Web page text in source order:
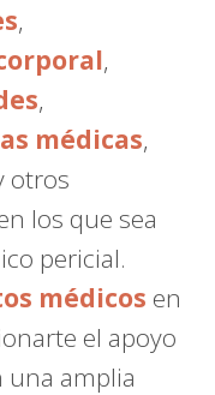
,
,
,
médicas,
otros
los que sea
pericial.
médicos en
el apoyo
una amplia